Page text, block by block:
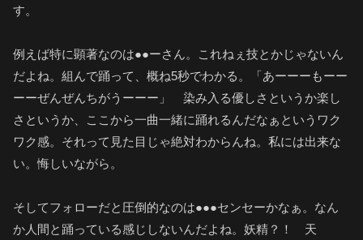
す。
例えば特に顕著なのは●●ーさん。これねぇ技とかじゃないん
だよね。組んで踊って、概ね5秒でわかる。「あーーーもーー
ーーぜんぜんちがうーーー」 染み入る優しさというか楽し
さというか、ここから一曲一緒に踊れるんだなぁというワク
ワク感。それって見た目じゃ絶対わからんね。私には出来な
い。悔しいながら。
そしてフォローだと圧倒的なのは●●●センセーかなぁ。なん
か人間と踊っている感じしないんだよね。妖精？！ 天